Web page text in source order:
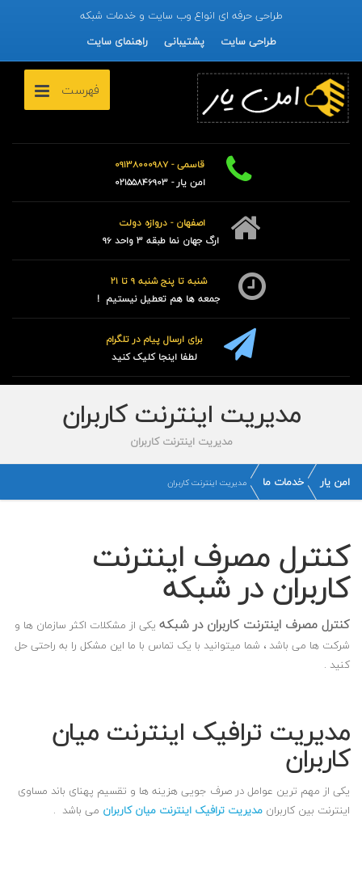
طراحی حرفه ای انواع وب سایت و خدمات شبکه
طراحی سایت
پشتیبانی راهنمای سایت
فهرست
قاسمی - 09138000987
امن یار - 02155846903
اصفهان - دروازه دولت
ارگ جهان نما طبقه 3 واحد 96
شنبه تا پنج شنبه 9 تا 21
جمعه ها هم تعطیل نیستیم !
برای ارسال پیام در تلگرام
لطفا اینجا کلیک کنید
مدیریت اینترنت کاربران
مدیریت اینترنت کاربران
امن یار خدمات ما مدیریت اینترنت کاربران
کنترل مصرف اینترنت
کاربران در شبکه
کنترل مصرف اینترنت کاربران در شبکه یکی از مشکلات اکثر سازمان ها و
شرکت ها می باشد ، شما میتوانید با یک تماس با ما این مشکل را به راحتی حل
کنید .
مدیریت ترافیک اینترنت میان
کاربران
یکی از مهم ترین عوامل در صرف جویی هزینه ها و تقسیم پهنای باند مساوی
اینترنت بین کاربران مدیریت ترافیک اینترنت میان کاربران می باشد .